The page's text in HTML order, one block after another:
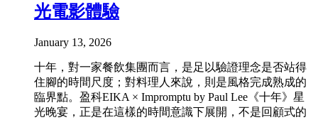
光電影體驗
January 13, 2026
十年，對一家餐飲集團而言，是足以驗證理念是否站得
住腳的時間尺度；對料理人來說，則是風格完成熟成的
臨界點。盈科EIKA × Impromptu by Paul Lee《十年》星
光晚宴，正是在這樣的時間意識下展開，不是回顧式的